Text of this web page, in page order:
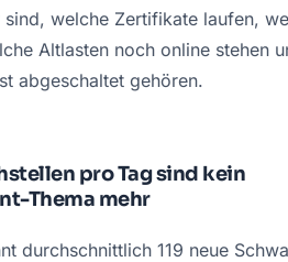
welche Zertifikate laufen,
Altlasten noch online stehen
abgeschaltet gehören.
pro Tag sind kein
Thema mehr
durchschnittlich 119 neue